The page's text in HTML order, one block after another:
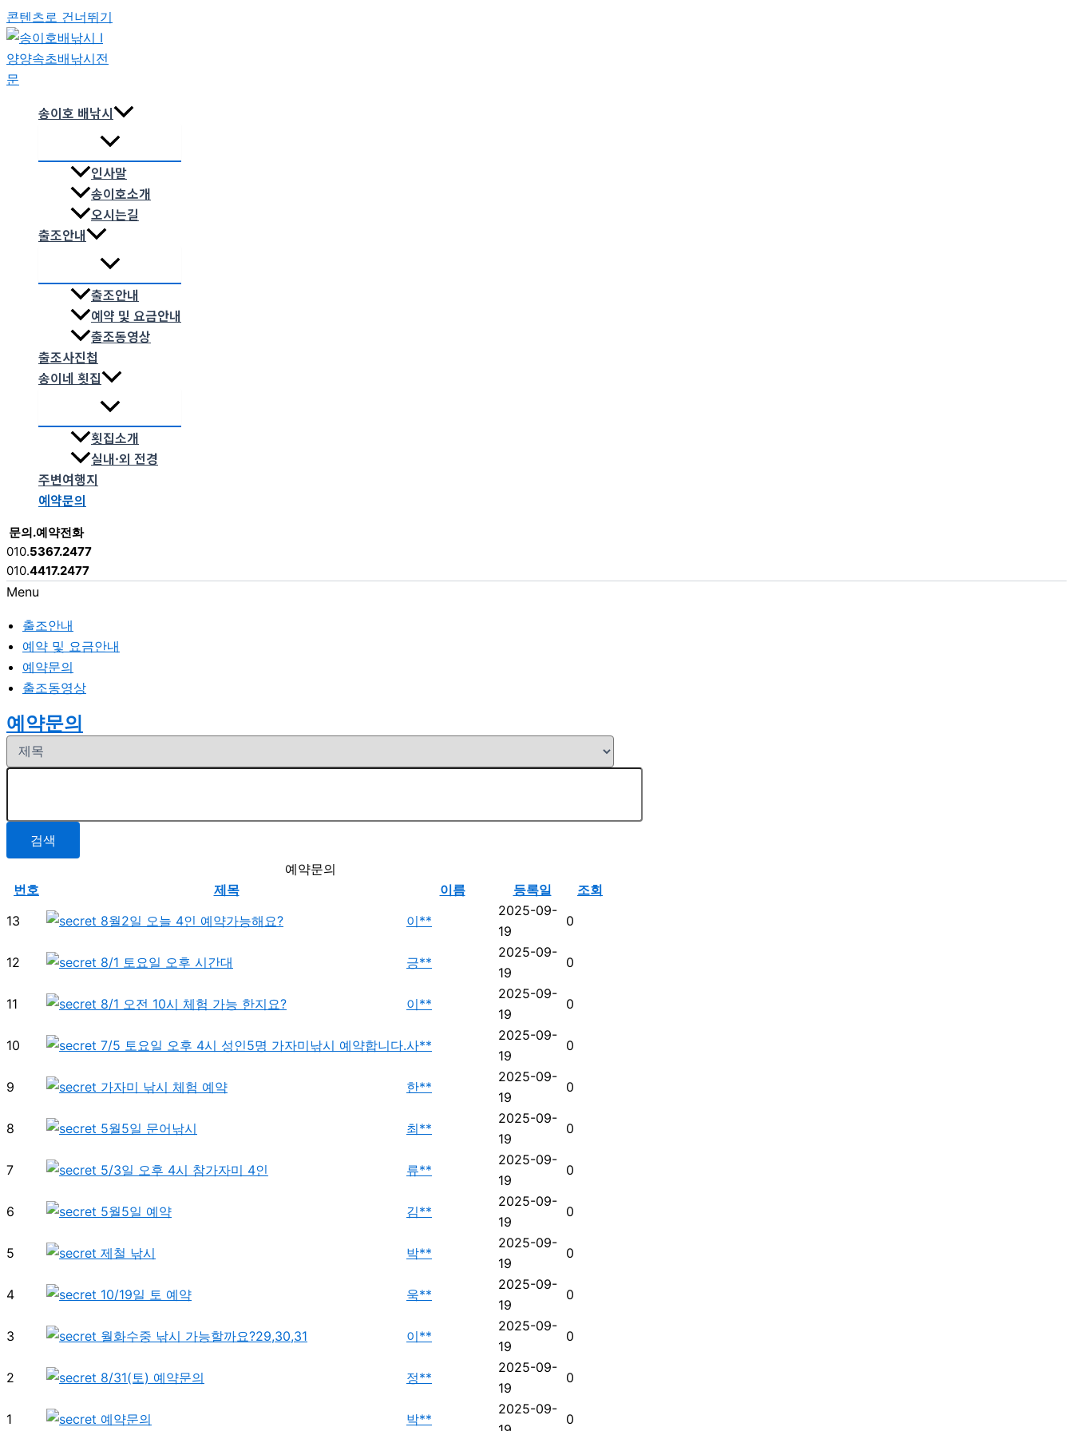
콘텐츠로 건너뛰기
송이호 배낚시
인사말
송이호소개
오시는길
출조안내
출조안내
예약 및 요금안내
출조동영상
출조사진첩
송이네 횟집
횟집소개
실내·외 전경
주변여행지
예약문의
문의.예약전화
010.5367.2477
010.4417.2477
Menu
출조안내
예약 및 요금안내
예약문의
출조동영상
예약문의
검색
예약문의
번호
제목 이름 등록일
조회
13
8월2일 오늘 4인 예약가능해요? 이**
2025-09-
19
0
12 8/1 토요일 오후 시간대 긍**
2025-09-
19
0
11 8/1 오전 10시 체험 가능 한지요? 이**
2025-09-
19
0
10 7/5 토요일 오후 4시 성인5명 가자미낚시 예약합니다.사**
2025-09-
19
0
9 가자미 낚시 체험 예약 한**
2025-09-
19
0
8 5월5일 문어낚시 최**
2025-09-
19
0
7 5/3일 오후 4시 참가자미 4인 류**
2025-09-
19
0
6 5월5일 예약 김**
2025-09-
19
0
5 제철 낚시 박**
2025-09-
19
0
4 10/19일 토 예약 욱**
2025-09-
19
0
3 월화수중 낚시 가능할까요?29,30,31 이**
2025-09-
19
0
2 8/31(토) 예약문의 정**
2025-09-
19
0
1 예약문의 박**
2025-09-
0